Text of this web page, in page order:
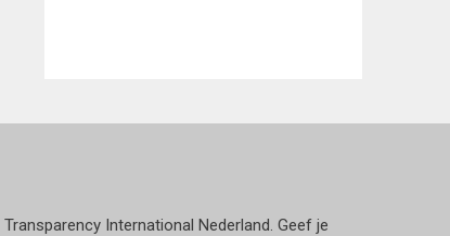
International Nederland. Geef je